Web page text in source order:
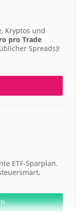
Kryptos und
pro Trade
Spreads)!
ETF-Sparplan.